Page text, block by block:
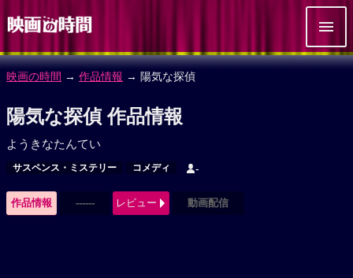
映画の時間 → 作品情報 → 陽気な探偵
陽気な探偵 作品情報
ようきなたんてい
サスペンス・ミステリー コメディ -
作品情報 ------ レビュー 動画配信